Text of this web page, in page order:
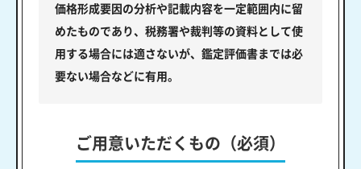
価格形成要因の分析や記載内容を一定範囲内に留
めたものであり、税務署や裁判等の資料として使
用する場合には適さないが、鑑定評価書までは必
要ない場合などに有用。
ご用意いただくもの（必須）